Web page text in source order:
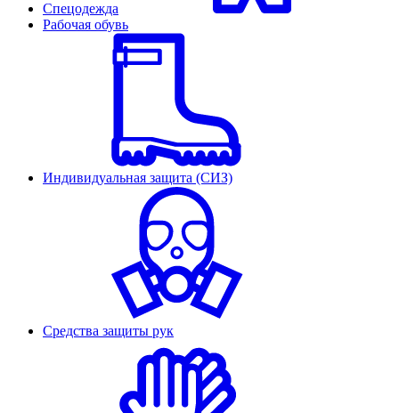
Спецодежда
Рабочая обувь
Индивидуальная защита (СИЗ)
Средства защиты рук